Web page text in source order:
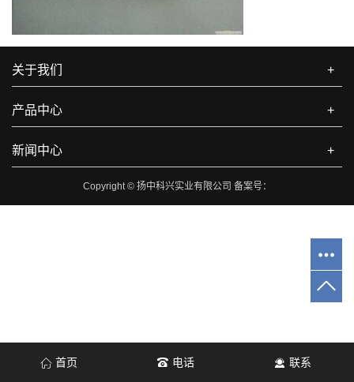
关于我们 +
产品中心 +
新闻中心 +
Copyright © 扬中科兴实业有限公司 备案号：
首页 电话 联系